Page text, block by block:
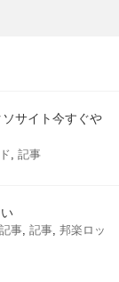
サイト今すぐや
, 記事
事, 記事, 邦楽ロッ